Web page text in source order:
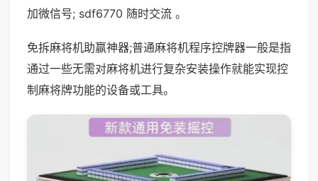
加微信号; sdf6770 随时交流 。
免拆麻将机助赢神器;普通麻将机程序控牌器一般是指
通过一些无需对麻将机进行复杂安装操作就能实现控
制麻将牌功能的设备或工具。